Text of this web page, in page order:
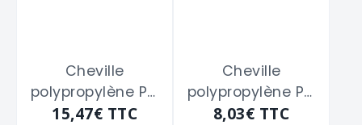
Cheville
polypropylène PC
FISCHER "18903"
15,47€ TTC
Cheville
polypropylène PC
FISCHER "18904"
8,03€ TTC